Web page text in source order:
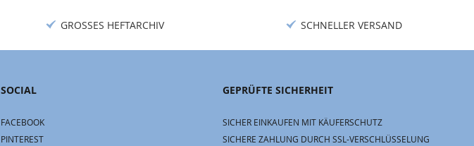
GROSSES HEFTARCHIV SCHNELLER VERSAND
SOCIAL
FACEBOOK
PINTEREST
GEPRÜFTE SICHERHEIT
SICHER EINKAUFEN MIT KÄUFERSCHUTZ
SICHERE ZAHLUNG DURCH SSL-VERSCHLÜSSELUNG